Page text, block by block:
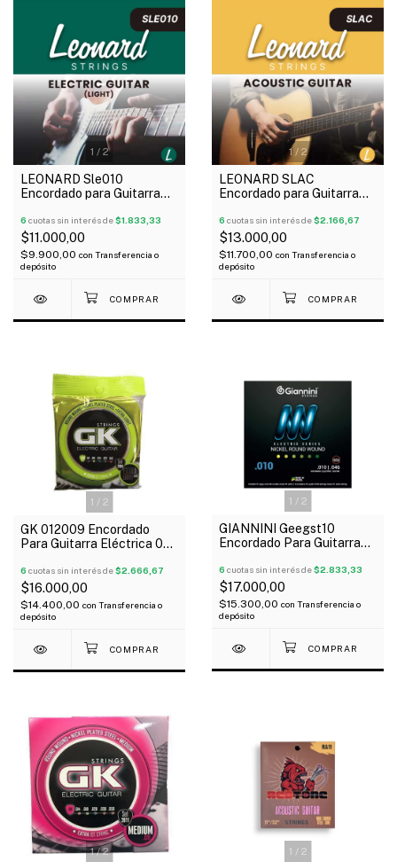
1 / 2
LEONARD Sle010
Encordado para Guitarra
010-46
6 cuotas sin interés de$1.833,33
$11.000,00
$9.900,00 con Transferencia o
depósito
1 / 2
LEONARD SLAC
Encordado para Guitarra
010-48
6 cuotas sin interés de$2.166,67
$13.000,00
$11.700,00 con Transferencia o
depósito
1 / 2
GK 012009 Encordado
Para Guitarra Eléctrica 09-
6 cuotas sin interés de$2.666,67
$16.000,00
$14.400,00 con Transferencia o
depósito
1 / 2
GIANNINI Geegst10
Encordado Para Guitarra
6 cuotas sin interés de$2.833,33
$17.000,00
$15.300,00 con Transferencia o
depósito
1/2 1 / 2